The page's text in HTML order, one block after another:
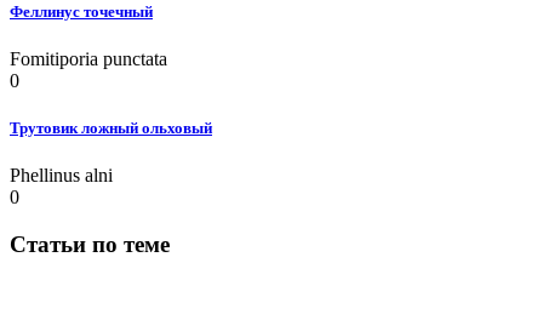
Феллинус точечный
Fomitiporia punctata
0
Трутовик ложный ольховый
Phellinus alni
0
Статьи по теме